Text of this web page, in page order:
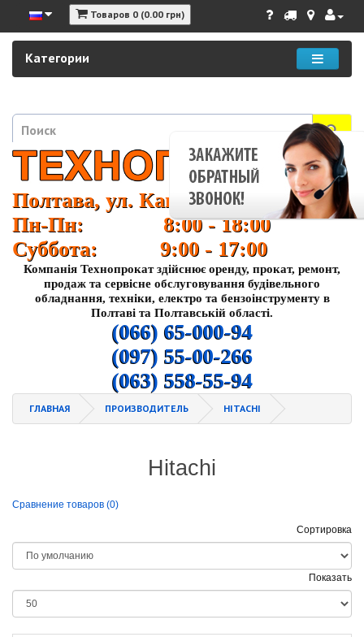
Товаров 0 (0.00 грн)
Категории
Полтава, ул. Кагамлыка 37
Пн-Пн: 8:00 - 18:00
Суббота: 9:00 - 17:00
Компанія Технопрокат здійснює оренду, прокат, ремонт,
продаж та сервісне обслуговування будівельного
обладнання, техніки, електро та бензоінструменту в
Полтаві та Полтавській області.
(066) 65-000-94
(097) 55-00-266
(063) 558-55-94
ГЛАВНАЯ ПРОИЗВОДИТЕЛЬ HITACHI
Hitachi
Сравнение товаров (0)
Сортировка
Показать